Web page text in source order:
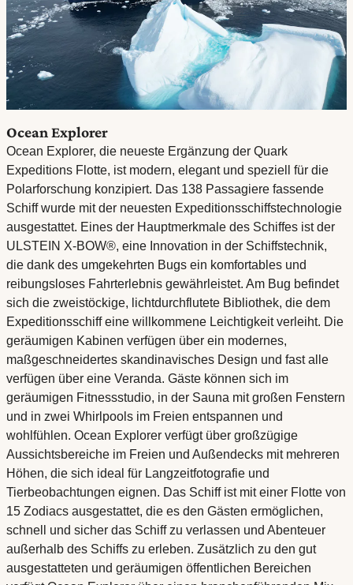
Ocean Explorer
Ocean Explorer, die neueste Ergänzung der Quark
Expeditions Flotte, ist modern, elegant und speziell für die
Polarforschung konzipiert. Das 138 Passagiere fassende
Schiff wurde mit der neuesten Expeditionsschiffstechnologie
ausgestattet. Eines der Hauptmerkmale des Schiffes ist der
ULSTEIN X-BOW®, eine Innovation in der Schiffstechnik,
die dank des umgekehrten Bugs ein komfortables und
reibungsloses Fahrterlebnis gewährleistet. Am Bug befindet
sich die zweistöckige, lichtdurchflutete Bibliothek, die dem
Expeditionsschiff eine willkommene Leichtigkeit verleiht. Die
geräumigen Kabinen verfügen über ein modernes,
maßgeschneidertes skandinavisches Design und fast alle
verfügen über eine Veranda. Gäste können sich im
geräumigen Fitnessstudio, in der Sauna mit großen Fenstern
und in zwei Whirlpools im Freien entspannen und
wohlfühlen. Ocean Explorer verfügt über großzügige
Aussichtsbereiche im Freien und Außendecks mit mehreren
Höhen, die sich ideal für Langzeitfotografie und
Tierbeobachtungen eignen. Das Schiff ist mit einer Flotte von
15 Zodiacs ausgestattet, die es den Gästen ermöglichen,
schnell und sicher das Schiff zu verlassen und Abenteuer
außerhalb des Schiffs zu erleben. Zusätzlich zu den gut
ausgestatteten und geräumigen öffentlichen Bereichen